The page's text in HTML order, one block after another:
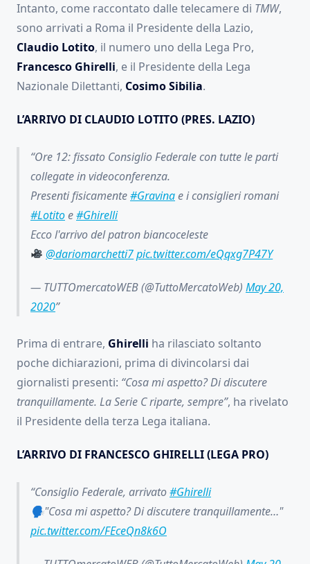
Intanto, come raccontato dalle telecamere di TMW,
sono arrivati a Roma il Presidente della Lazio,
Claudio Lotito, il numero uno della Lega Pro,
Francesco Ghirelli, e il Presidente della Lega
Nazionale Dilettanti, Cosimo Sibilia.
L’ARRIVO DI CLAUDIO LOTITO (PRES. LAZIO)
Ore 12: fissato Consiglio Federale con tutte le parti
collegate in videoconferenza.
Presenti fisicamente#Gravinae i consiglieri romani
#Lotitoe#Ghirelli
Ecco l'arrivo del patron biancoceleste
@dariomarchetti7pic.twitter.com/eQqxg7P47Y
— TUTTOmercatoWEB (@TuttoMercatoWeb) May 20,
2020
Prima di entrare, Ghirelli ha rilasciato soltanto
poche dichiarazioni, prima di divincolarsi dai
giornalisti presenti: “Cosa mi aspetto? Di discutere
tranquillamente. La Serie C riparte, sempre”, ha rivelato
il Presidente della terza Lega italiana.
L’ARRIVO DI FRANCESCO GHIRELLI (LEGA PRO)
Consiglio Federale, arrivato#Ghirelli
🗣"Cosa mi aspetto? Di discutere tranquillamente…"
pic.twitter.com/FEceQn8k6O